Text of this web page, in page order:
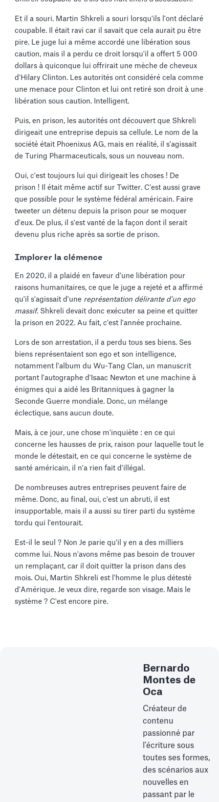
Et il a souri. Martin Shkreli a souri lorsqu'ils l'ont déclaré
coupable. Il était ravi car il savait que cela aurait pu être
pire. Le juge lui a même accordé une libération sous
caution, mais il a perdu ce droit lorsqu'il a offert 5 000
dollars à quiconque lui offrirait une mèche de cheveux
d'Hilary Clinton. Les autorités ont considéré cela comme
une menace pour Clinton et lui ont retiré son droit à une
libération sous caution. Intelligent.
Puis, en prison, les autorités ont découvert que Shkreli
dirigeait une entreprise depuis sa cellule. Le nom de la
société était Phoenixus AG, mais en réalité, il s'agissait
de Turing Pharmaceuticals, sous un nouveau nom.
Oui, c'est toujours lui qui dirigeait les choses ! De
prison ! Il était même actif sur Twitter. C'est aussi grave
que possible pour le système fédéral américain. Faire
tweeter un détenu depuis la prison pour se moquer
d'eux. De plus, il s'est vanté de la façon dont il serait
devenu plus riche après sa sortie de prison.
Implorer la clémence
En 2020, il a plaidé en faveur d'une libération pour
raisons humanitaires, ce que le juge a rejeté et a affirmé
qu'il s'agissait d'une représentation délirante d'un ego
massif. Shkreli devait donc exécuter sa peine et quitter
la prison en 2022. Au fait, c'est l'année prochaine.
Lors de son arrestation, il a perdu tous ses biens. Ses
biens représentaient son ego et son intelligence,
notamment l'album du Wu-Tang Clan, un manuscrit
portant l'autographe d'Isaac Newton et une machine à
énigmes qui a aidé les Britanniques à gagner la
Seconde Guerre mondiale. Donc, un mélange
éclectique, sans aucun doute.
Mais, à ce jour, une chose m'inquiète : en ce qui
concerne les hausses de prix, raison pour laquelle tout le
monde le détestait, en ce qui concerne le système de
santé américain, il n'a rien fait d'illégal.
De nombreuses autres entreprises peuvent faire de
même. Donc, au final, oui, c'est un abruti, il est
insupportable, mais il a aussi su tirer parti du système
tordu qui l'entourait.
Est-il le seul ? Non Je parie qu'il y en a des milliers
comme lui. Nous n'avons même pas besoin de trouver
un remplaçant, car il doit quitter la prison dans des
mois. Oui, Martin Shkreli est l'homme le plus détesté
d'Amérique. Je veux dire, regarde son visage. Mais le
système ? C'est encore pire.
Bernardo
Montes de
Oca
Créateur de
contenu
passionné par
l'écriture sous
toutes ses formes,
des scénarios aux
nouvelles en
passant par le